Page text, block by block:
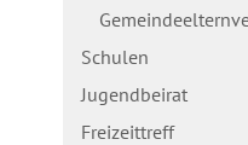
Schulen
Jugendbeirat
Freizeittreff